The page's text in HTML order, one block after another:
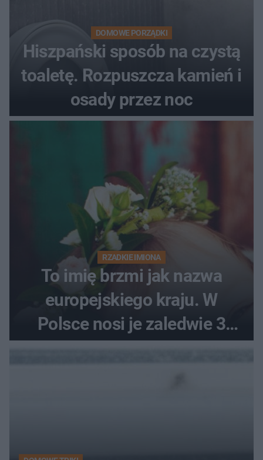
DOMOWE PORZĄDKI
Hiszpański sposób na czystą
toaletę. Rozpuszcza kamień i
osady przez noc
RZADKIE IMIONA
To imię brzmi jak nazwa
europejskiego kraju. W
Polsce nosi je zaledwie 3